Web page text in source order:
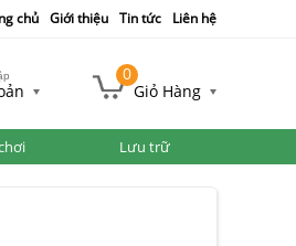
chủ Giới thiệu Tin tức Liên hệ
0
Giỏ Hàng
Lưu trữ